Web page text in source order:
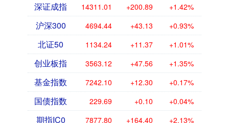
深证成指 14311.01 +200.89 +1.42%
沪深300 4694.44 +43.13 +0.93%
北证50 1134.24 +11.37 +1.01%
创业板指 3563.12 +47.56 +1.35%
基金指数 7242.10 +12.30 +0.17%
国债指数 229.69 +0.10 +0.04%
期指IC0 7877.80 +164.40 +2.13%